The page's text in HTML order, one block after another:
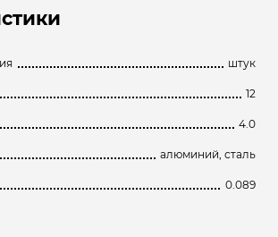
штук
12
4.0
алюминий, сталь
0.089